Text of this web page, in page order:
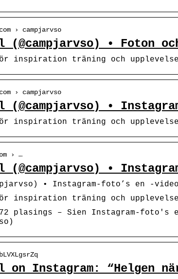
› campjarvso
(@campjarvso) • Foton
inspiration träning och
› campjarvso
(@campjarvso) •
inspiration träning och
› …
(@campjarvso) •
• Instagram-foto’s en -
inspiration träning och
plasings – Sien Instagram-foto's
on Instagram: “Helgen